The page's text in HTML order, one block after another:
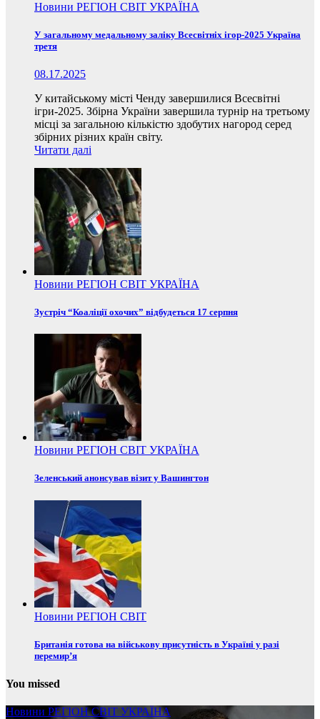
Новини РЕГІОН СВІТ УКРАЇНА
У загальному медальному заліку Всесвітніх ігор-2025 Україна
третя
08.17.2025
У китайському місті Ченду завершилися Всесвітні
ігри-2025. Збірна України завершила турнір на третьому
місці за загальною кількістю здобутих нагород серед
збірних різних країн світу.
Читати далі
Новини РЕГІОН СВІТ УКРАЇНА
Зустріч “Коаліції охочих” відбудеться 17 серпня
Новини РЕГІОН СВІТ УКРАЇНА
Зеленський анонсував візит у Вашингтон
Новини РЕГІОН СВІТ
Британія готова на військову присутність в Україні у разі
перемир’я
You missed
Новини РЕГІОНСВІТ УКРАЇНА